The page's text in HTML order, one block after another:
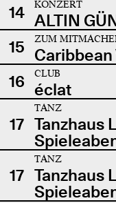
14
KONZERT
ALTIN
15
ZUM
Caribbean
16
CLUB
éclat
17
TANZ
Tanzhaus
17
TANZ
Tanzhaus